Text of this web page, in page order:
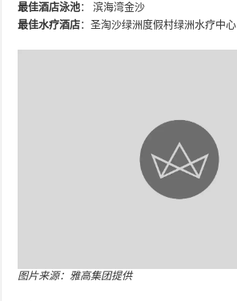
最佳酒店泳池： 滨海湾金沙
最佳水疗酒店：圣淘沙绿洲度假村绿洲水疗中心
图片来源：雅高集团提供